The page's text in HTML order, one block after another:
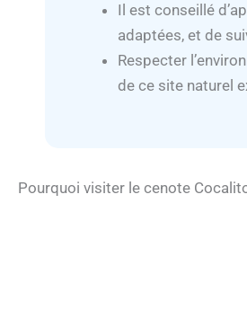
Il est conseillé
adaptées, et de
Respecter
de ce site naturel
Pourquoi visiter le cenote